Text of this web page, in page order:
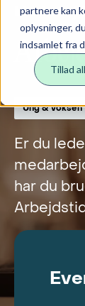
partnere kan
oplysninger,
indsamlet fra
Tillad
Lindevej
Ung & voksen
Er du
har du